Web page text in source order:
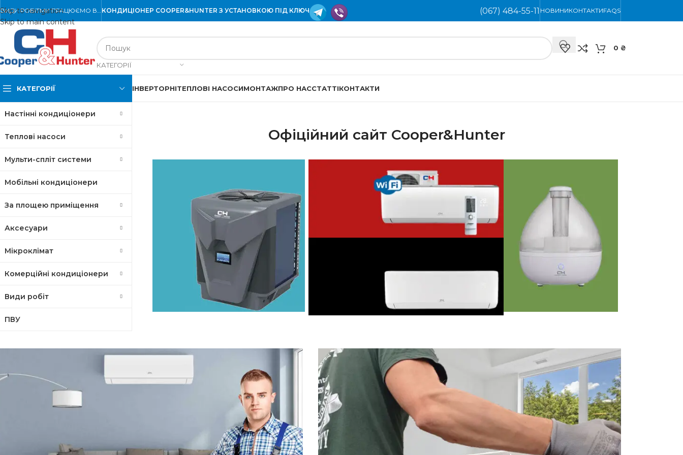
Skip to navigation
Skip to main content
ВИДИ РОБІТМИ ПРАЦЮЄМО В… КОНДИЦІОНЕР COOPER&HUNTER З УСТАНОВКОЮ ПІД КЛЮЧ (067) 484-55-11 НОВИНИКОНТАКТИFAQS
КАТЕГОРІЇ
0 ₴
КАТЕГОРІЇ
Настінні кондиціонери
Теплові насоси
Мульти-спліт системи
Мобільні кондиціонери
За площею приміщення
Аксесуари
Мікроклімат
Комерційні кондиціонери
Види робіт
ПВУ
ІНВЕРТОРНІТЕПЛОВІ НАСОСИМОНТАЖПРО НАССТАТТІКОНТАКТИ
Офіційний сайт Cooper&Hunter
Для
опалення та
Veritas Santorini
КУПИТИ